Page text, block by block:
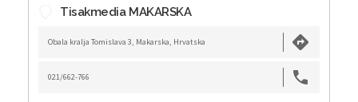
Tisakmedia MAKARSKA
Obala kralja Tomislava 3, Makarska, Hrvatska
021/662-766